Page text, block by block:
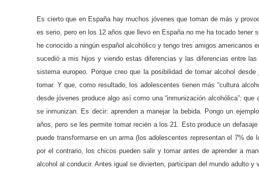
Es cierto que en España hay muchos jóvenes que toman de más y
es serio, pero en los 12 años que llevo en España no me ha tocado
he conocido a ningún español alcohólico y tengo tres amigos americanos
sucedió a mis hijos y viendo estas diferencias y las diferencias entre
sistema europeo. Porque creo que la posibilidad de tomar alcohol
tomar. Y que, como resultado, los adolescentes tienen más “cultura
desde jóvenes produce algo así como una “inmunización alcohólica”:
se inmunizan. Es decir: aprenden a manejar la bebida. Pongo un
años, pero se les permite tomar recién a los 21. Esto produce un
puede transformarse en un arma (los adolescentes representan el 7%
por el contrario, los chicos pueden salir y tomar antes de aprender a
alcohol al conducir. Antes igual se divierten, participan del mundo adulto